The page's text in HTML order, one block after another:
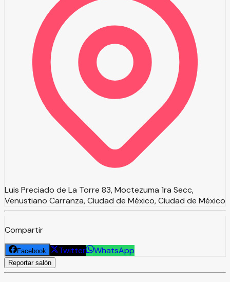
Luis Preciado de La Torre 83, Moctezuma 1ra Secc,
Venustiano Carranza, Ciudad de México, Ciudad de México
Compartir
Facebook Twitter WhatsApp
Reportar salón